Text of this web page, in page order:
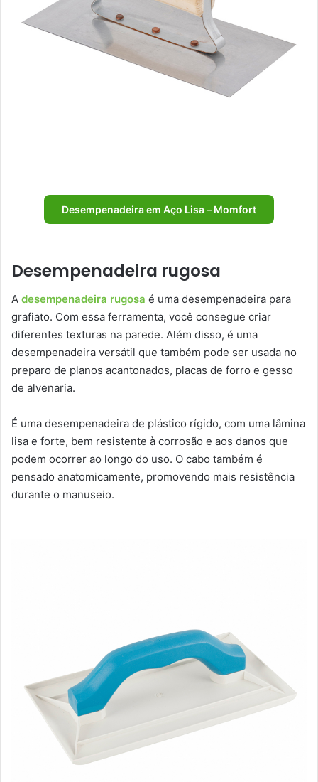
Desempenadeira em Aço Lisa – Momfort
Desempenadeira rugosa
A desempenadeira rugosa é uma desempenadeira para
grafiato. Com essa ferramenta, você consegue criar
diferentes texturas na parede. Além disso, é uma
desempenadeira versátil que também pode ser usada no
preparo de planos acantonados, placas de forro e gesso
de alvenaria.
É uma desempenadeira de plástico rígido, com uma lâmina
lisa e forte, bem resistente à corrosão e aos danos que
podem ocorrer ao longo do uso. O cabo também é
pensado anatomicamente, promovendo mais resistência
durante o manuseio.